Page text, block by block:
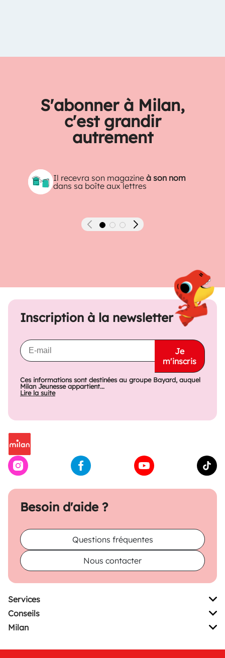
S'abonner à Milan,
c'est grandir
autrement
Il recevra son magazineà son nom
dans sa boîte aux lettres
Précédent Suivant
Besoin d'aide ?
Questions fréquentes
Nous contacter
Inscription à la newsletter
Je
m'inscris
Ces informations sont destinées au groupe Bayard, auquel
Milan Jeunesse appartient...
Lire la suite
Services
Conseils
Milan